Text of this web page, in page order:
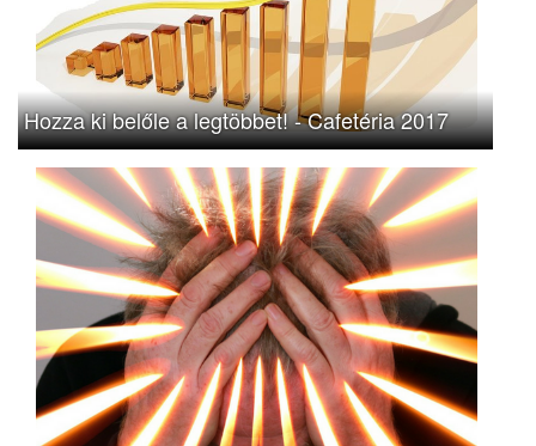
Hozza ki belőle a legtöbbet! - Cafetéria 2017